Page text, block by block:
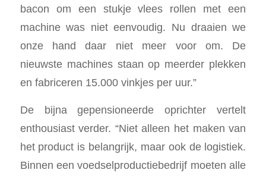
bacon om een stukje vlees rollen met een
machine was niet eenvoudig. Nu draaien we
onze hand daar niet meer voor om. De
nieuwste machines staan op meerder plekken
en fabriceren 15.000 vinkjes per uur.”
De bijna gepensioneerde oprichter vertelt
enthousiast verder. “Niet alleen het maken van
het product is belangrijk, maar ook de logistiek.
Binnen een voedselproductiebedrijf moeten alle